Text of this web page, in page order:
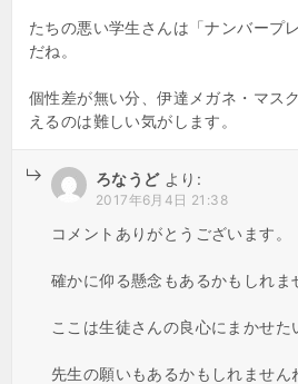
たちの悪い学生さんは「ナンバープ
だね。
個性差が無い分、伊達メガネ・マス
えるのは難しい気がします。
ろなうど より:
2017年6月4日 21:38
コメントありがとうございます。
確かに仰る懸念もあるかもしれま
ここは生徒さんの良心にまかせた
先生の願いもあるかもしれません